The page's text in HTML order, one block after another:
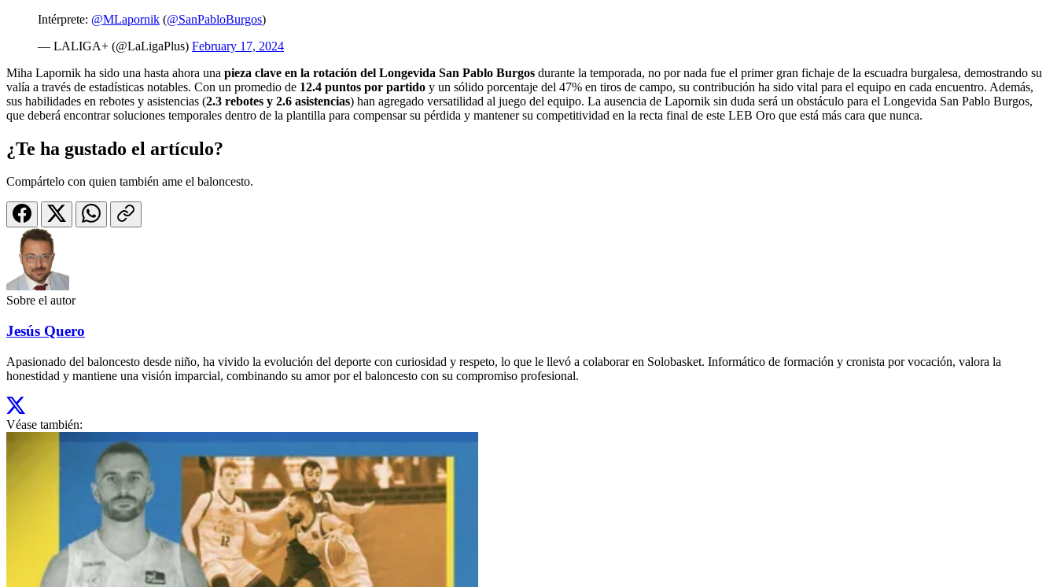
Intérprete: @MLapornik (@SanPabloBurgos)
— LALIGA+ (@LaLigaPlus) February 17, 2024
Miha Lapornik ha sido una hasta ahora una pieza clave en la rotación del Longevida San Pablo Burgos durante la temporada, no por nada fue el primer gran fichaje de la escuadra burgalesa, demostrando su
valía a través de estadísticas notables. Con un promedio de 12.4 puntos por partido y un sólido porcentaje del 47% en tiros de campo, su contribución ha sido vital para el equipo en cada encuentro. Además,
sus habilidades en rebotes y asistencias (2.3 rebotes y 2.6 asistencias) han agregado versatilidad al juego del equipo. La ausencia de Lapornik sin duda será un obstáculo para el Longevida San Pablo Burgos,
que deberá encontrar soluciones temporales dentro de la plantilla para compensar su pérdida y mantener su competitividad en la recta final de este LEB Oro que está más cara que nunca.
¿Te ha gustado el artículo?
Compártelo con quien también ame el baloncesto.
Sobre el autor
Jesús Quero
Apasionado del baloncesto desde niño, ha vivido la evolución del deporte con curiosidad y respeto, lo que le llevó a colaborar en Solobasket. Informático de formación y cronista por vocación, valora la
honestidad y mantiene una visión imparcial, combinando su amor por el baloncesto con su compromiso profesional.
Véase también: